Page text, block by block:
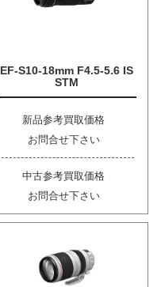
EF-S10-18mm F4.5-5.6 IS
STM
新品参考買取価格
お問合せ下さい
中古参考買取価格
お問合せ下さい